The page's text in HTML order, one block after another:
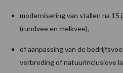
modernisering van stallen na 15
(rundvee en melkvee),
of aanpassing van de
verbreding of natuurinclusieve